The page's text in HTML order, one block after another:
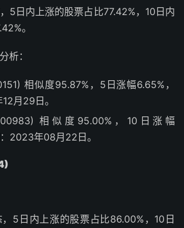
5日内上涨的股票占比77.42%，10日内
。
析：
相似度95.87%，5日涨幅6.65%，
月29日。
相似度95.00%，10日涨幅
2023年08月22日。
5日内上涨的股票占比86.00%，10日